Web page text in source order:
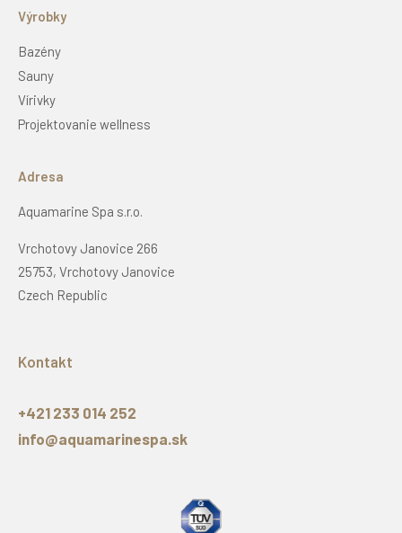
Výrobky
Bazény
Sauny
Vírivky
Projektovanie wellness
Adresa
Aquamarine Spa s.r.o.
Vrchotovy Janovice 266
25753, Vrchotovy Janovice
Czech Republic
Kontakt
+421 233 014 252
info@aquamarinespa.sk